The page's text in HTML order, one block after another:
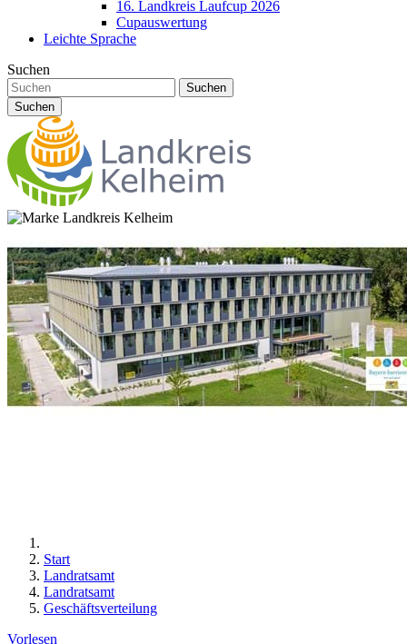
16. Landkreis Laufcup 2026
Cupauswertung
Leichte Sprache
Suchen
Suchen
Suchen
Start
Landratsamt
Landratsamt
Geschäftsverteilung
Vorlesen